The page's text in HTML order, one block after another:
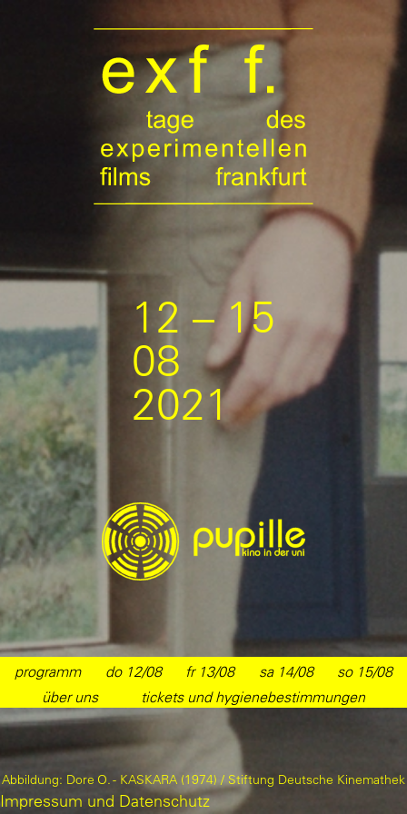
12 – 15
08
2021
programm do 12/08 fr 13/08 sa 14/08
so 15/08
über uns
tickets und hygienebestimmungen
Abbildung: Dore O. - KASKARA (1974) / Stiftung Deutsche Kinemathek
Impressum und Datenschutz